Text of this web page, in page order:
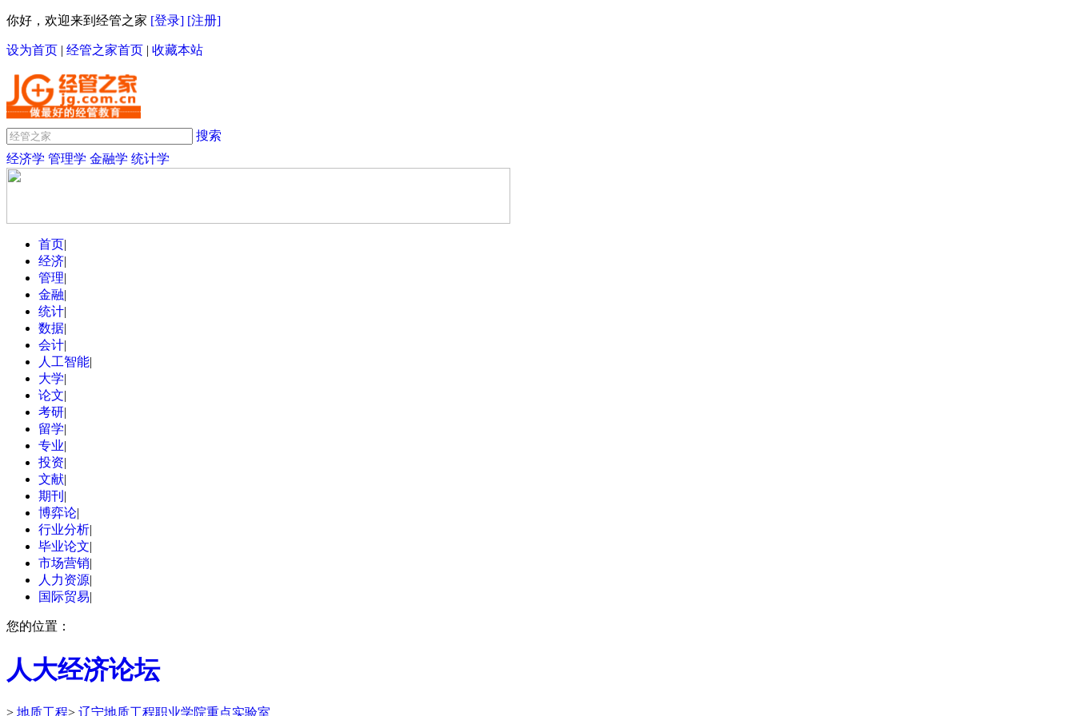
你好，欢迎来到经管之家 [登录] [注册]
设为首页 | 经管之家首页 | 收藏本站
搜索
经济学 管理学 金融学 统计学
首页|
经济|
管理|
金融|
统计|
数据|
会计|
人工智能|
大学|
论文|
考研|
留学|
专业|
投资|
文献|
期刊 |
博弈论|
行业分析|
毕业论文|
市场营销|
人力资源|
国际贸易|
您的位置：
人大经济论坛
> 地质工程> 辽宁地质工程职业学院重点实验室